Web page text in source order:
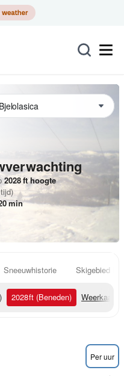
2028fthoogte
min
Sneeuwhistorie Skigebied
2028ft (Beneden)
Per uur